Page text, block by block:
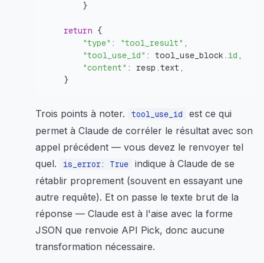
}
return
{
"type" : "tool_result" ,
"tool_use_id" : tool_use_block . id ,
"content" : resp .text ,
}
Trois points à noter. tool_use_id
est ce qui
permet à Claude de corréler le résultat avec son
appel précédent — vous devez le renvoyer tel
quel.
is_error: True
indique à Claude de se
rétablir proprement (souvent en essayant une
autre requête). Et on passe le texte brut de la
réponse — Claude est à l'aise avec la forme
JSON que renvoie API Pick, donc aucune
transformation nécessaire.